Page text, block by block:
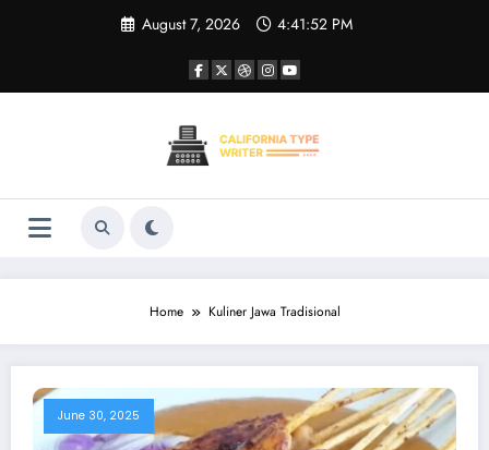
August 7, 2026 4:41:52 PM
Home Kuliner Jawa Tradisional
June 30, 2025